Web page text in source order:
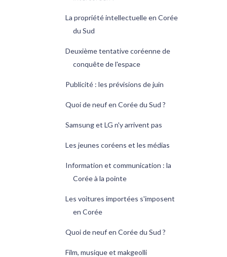
La propriété intellectuelle en Corée
du Sud
Deuxième tentative coréenne de
conquête de l'espace
Publicité : les prévisions de juin
Quoi de neuf en Corée du Sud ?
Samsung et LG n'y arrivent pas
Les jeunes coréens et les médias
Information et communication : la
Corée à la pointe
Les voitures importées s'imposent
en Corée
Quoi de neuf en Corée du Sud ?
Film, musique et makgeolli